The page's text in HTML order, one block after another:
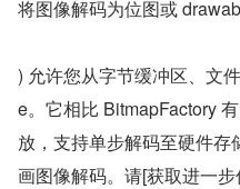
将图像解码为位图或
) 允许您从字节缓冲区、文
e。它相比 BitmapFactory
放，支持单步解码至硬件
画图像解码。请[获取进一